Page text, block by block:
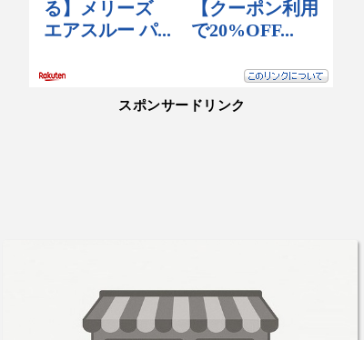
スポンサードリンク